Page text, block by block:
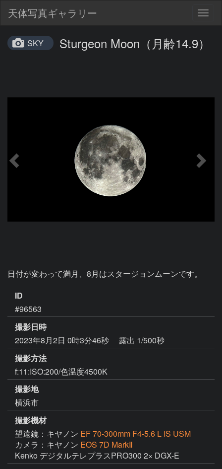
天体写真ギャラリー
SKY Sturgeon Moon（月齢14.9）
日付が変わって満月、8月はスタージョンムーンです。
ID
#96563
撮影日時
2023年8月2日 0時3分46秒
露出 1/500秒
撮影方法
f:11:ISO:200/色温度4500K
撮影地
横浜市
撮影機材
望遠鏡：キヤノン EF 70-300mm F4-5.6 L IS USM
カメラ：キヤノン EOS 7D MarkⅡ
Kenko デジタルテレプラスPRO300 2× DGX-E